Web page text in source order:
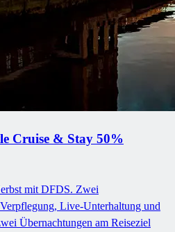
Cruise & Stay 50%
mit DFDS. Zwei
Live-Unterhaltung und
Übernachtungen am Reiseziel